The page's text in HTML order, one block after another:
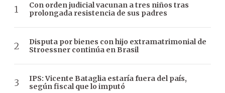
Con orden judicial vacunan a tres niños tras
prolongada resistencia de sus padres
Disputa por bienes con hijo extramatrimonial de
Stroessner continúa en Brasil
IPS: Vicente Bataglia estaría fuera del país,
según fiscal que lo imputó